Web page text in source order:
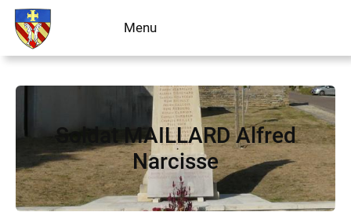
Aller
contenu
Menu
Soldat MAILLARD Alfred
Narcisse